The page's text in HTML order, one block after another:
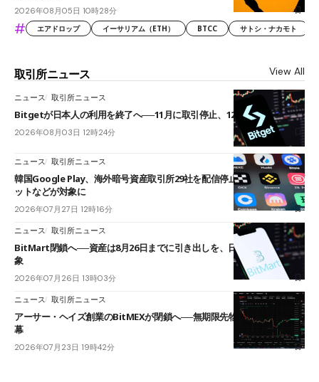
2026年08月05日 10時28分
# エアドロップ イーサリアム（ETH） BTCC サトシ・ナカモト
取引所ニュース View All
ニュース 取引所ニュース
Bitgetが日本人の利用を終了へ──11月に取引停止、12月末に強制決済
2026年08月03日 12時24分
ニュース 取引所ニュース
韓国Google Play、海外暗号資産取引所29社を配信停止──OKXやバイビ
ットなどが対象に
2026年07月27日 12時16分
ニュース 取引所ニュース
BitMart閉鎖へ──資産は8月26日までに引き出しを、日本人利用者も対
象
2026年07月26日 13時03分
ニュース 取引所ニュース
アーサー・ヘイズ創業のBitMEXが閉鎖へ──無期限先物を生んだ11年に
幕
2026年07月23日 19時42分